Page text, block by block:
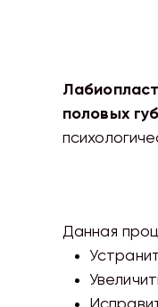
половых губ
Данная